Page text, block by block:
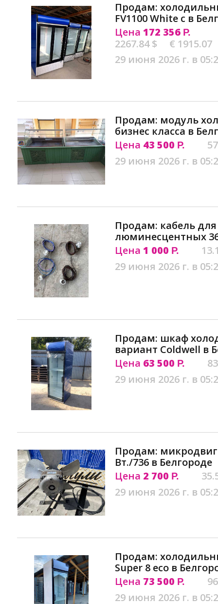
Продам:
FV1100 White c в
Цена 172 356 Р.
2267.84 $
€ 1915.07
29 июня 2026 г. в
Продам: модуль
бизнес класса в
Цена 43 500 Р.
29 июня 2026 г. в
Продам: кабель
люминесцентных
Цена 1 000 Р.
29 июня 2026 г. в
Продам: шкаф
вариант Coldwell в
Цена 63 500 Р.
29 июня 2026 г. в
Продам:
Вт./736 в Белгороде
Цена 2 700 Р.
29 июня 2026 г. в
Продам:
Super 8 eco в
Цена 73 500 Р.
29 июня 2026 г. в